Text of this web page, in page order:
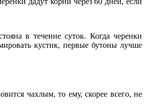
в течение суток. Когда черенки
кустик, первые бутоны лучше
чахлым, то ему, скорее всего, не